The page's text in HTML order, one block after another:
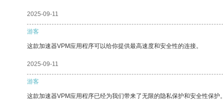
2025-09-11
游客
这款加速器VPM应用程序可以给你提供最高速度和安全性的连接。
2025-09-11
游客
这款加速器VPM应用程序已经为我们带来了无限的隐私保护和安全性保护。